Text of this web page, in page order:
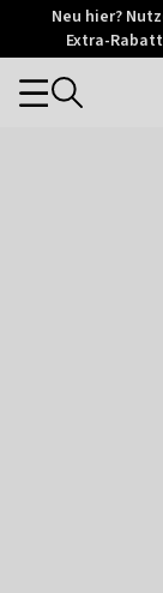
OtriumNeu hier?
Extra-
Categories